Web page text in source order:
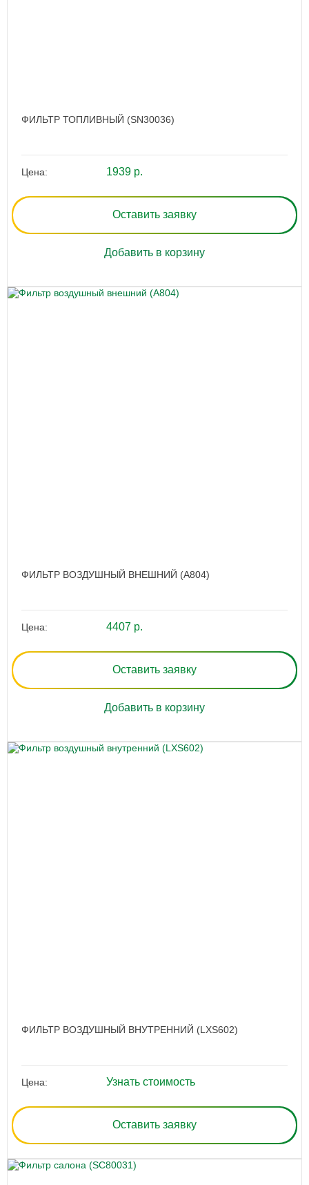
ФИЛЬТР ТОПЛИВНЫЙ (SN30036)
Цена: 1939 р.
Оставить заявку
Добавить в корзину
ФИЛЬТР ВОЗДУШНЫЙ ВНЕШНИЙ (A804)
Цена: 4407 р.
Оставить заявку
Добавить в корзину
ФИЛЬТР ВОЗДУШНЫЙ ВНУТРЕННИЙ (LXS602)
Цена: Узнать стоимость
Оставить заявку